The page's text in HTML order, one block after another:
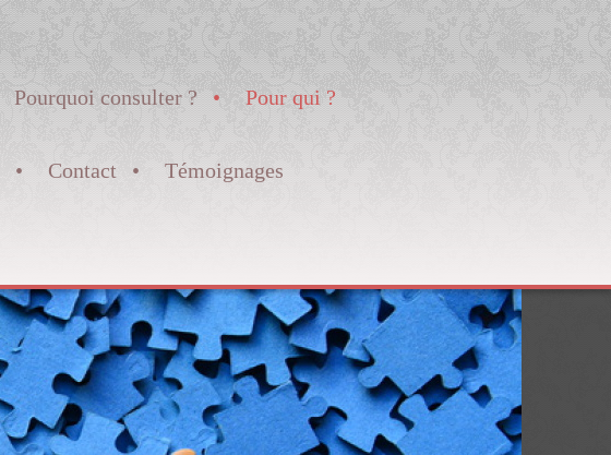
Pourquoi consulter ? Pour qui ?
Contact Témoignages